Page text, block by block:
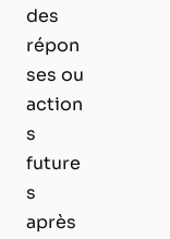
des
répon
ses ou
action
s
future
s
après